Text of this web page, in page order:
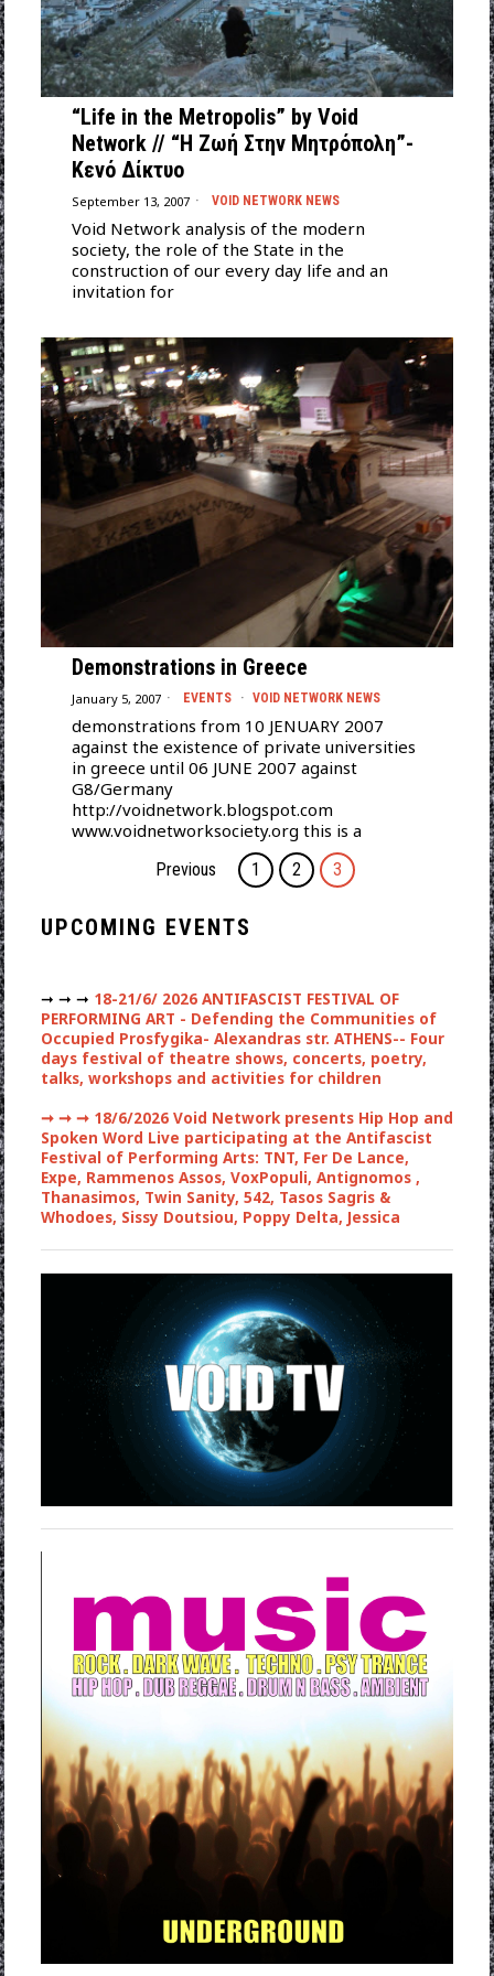
“Life in the Metropolis” by Void
Network // “Η Ζωή Στην Μητρόπολη”-
Κενό Δίκτυο
September 13, 2007 VOID NETWORK NEWS
Void Network analysis of the modern
society, the role of the State in the
construction of our every day life and an
invitation for
Demonstrations in Greece
January 5, 2007 EVENTS · VOID NETWORK NEWS
demonstrations from 10 JENUARY 2007
against the existence of private universities
in greece until 06 JUNE 2007 against
G8/Germany
http://voidnetwork.blogspot.com
www.voidnetworksociety.org this is a
Previous 1 2 3
UPCOMING EVENTS
➞ ➞ ➞ 18-21/6/ 2026 ANTIFASCIST FESTIVAL OF
PERFORMING ART - Defending the Communities of
Occupied Prosfygika- Alexandras str. ATHENS-- Four
days festival of theatre shows, concerts, poetry,
talks, workshops and activities for children
➞ ➞ ➞18/6/2026 Void Network presents Hip Hop and
Spoken Word Live participating at the Antifascist
Festival of Performing Arts: TNT, Fer De Lance,
Expe, Rammenos Assos, VoxPopuli, Antignomos ,
Thanasimos, Twin Sanity, 542, Tasos Sagris &
Whodoes, Sissy Doutsiou, Poppy Delta, Jessica